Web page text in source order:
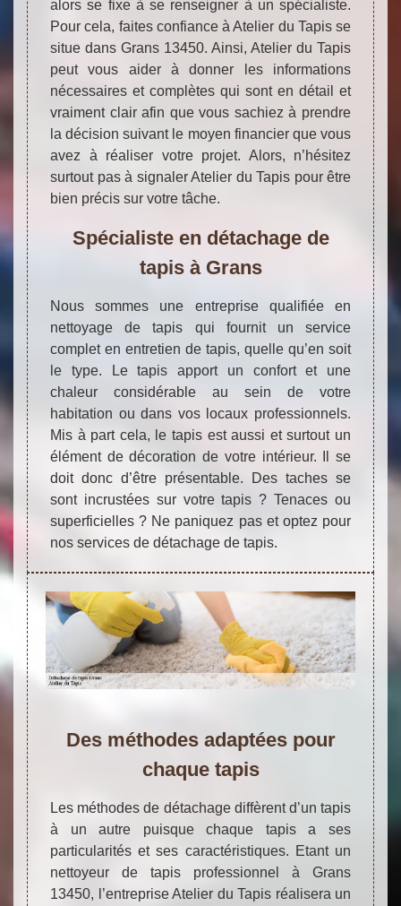
alors se fixe à se renseigner à un spécialiste.
Pour cela, faites confiance à Atelier du Tapis se
situe dans Grans 13450. Ainsi, Atelier du Tapis
peut vous aider à donner les informations
nécessaires et complètes qui sont en détail et
vraiment clair afin que vous sachiez à prendre
la décision suivant le moyen financier que vous
avez à réaliser votre projet. Alors, n’hésitez
surtout pas à signaler Atelier du Tapis pour être
bien précis sur votre tâche.
Spécialiste en détachage de
tapis à Grans
Nous sommes une entreprise qualifiée en
nettoyage de tapis qui fournit un service
complet en entretien de tapis, quelle qu’en soit
le type. Le tapis apport un confort et une
chaleur considérable au sein de votre
habitation ou dans vos locaux professionnels.
Mis à part cela, le tapis est aussi et surtout un
élément de décoration de votre intérieur. Il se
doit donc d’être présentable. Des taches se
sont incrustées sur votre tapis ? Tenaces ou
superficielles ? Ne paniquez pas et optez pour
nos services de détachage de tapis.
Des méthodes adaptées pour
chaque tapis
Les méthodes de détachage diffèrent d’un tapis
à un autre puisque chaque tapis a ses
particularités et ses caractéristiques. Etant un
nettoyeur de tapis professionnel à Grans
13450, l’entreprise Atelier du Tapis réalisera un